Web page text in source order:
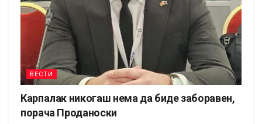
ВЕСТИ
Карпалак никогаш нема да биде заборавен,
порача Проданоски